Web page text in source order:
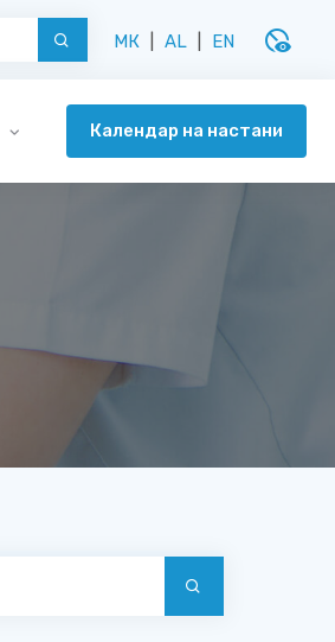
МК AL EN disabled_visible
Календар на настани